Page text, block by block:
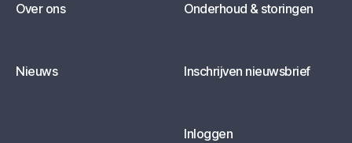
Over ons
Nieuws
Onderhoud & storingen
Inschrijven nieuwsbrief
Inloggen